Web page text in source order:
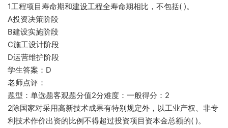
1工程项目寿命期和建设工程全寿命期相比，不包括( )。
A投资决策阶段
B建设实施阶段
C施工设计阶段
D运营维护阶段
学生答案：D
老师点评：
题型：单选题客观题分值2分难度：一般得分：2
2除国家对采用高新技术成果有特别规定外，以工业产权、非专
利技术作价出资的比例不得超过投资项目资本金总额的( )。